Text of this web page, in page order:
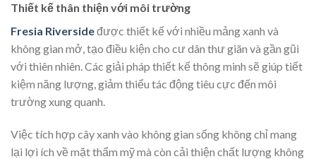
Thiết kế thân thiện với môi trường
Fresia Riversideđược thiết kế với nhiều mảng xanh và
không gian mở, tạo điều kiện cho cư dân thư giãn và gần gũi
với thiên nhiên. Các giải pháp thiết kế thông minh sẽ giúp tiết
kiệm năng lượng, giảm thiểu tác động tiêu cực đến môi
trường xung quanh.
Việc tích hợp cây xanh vào không gian sống không chỉ mang
lại lợi ích về mặt thẩm mỹ mà còn cải thiện chất lượng không